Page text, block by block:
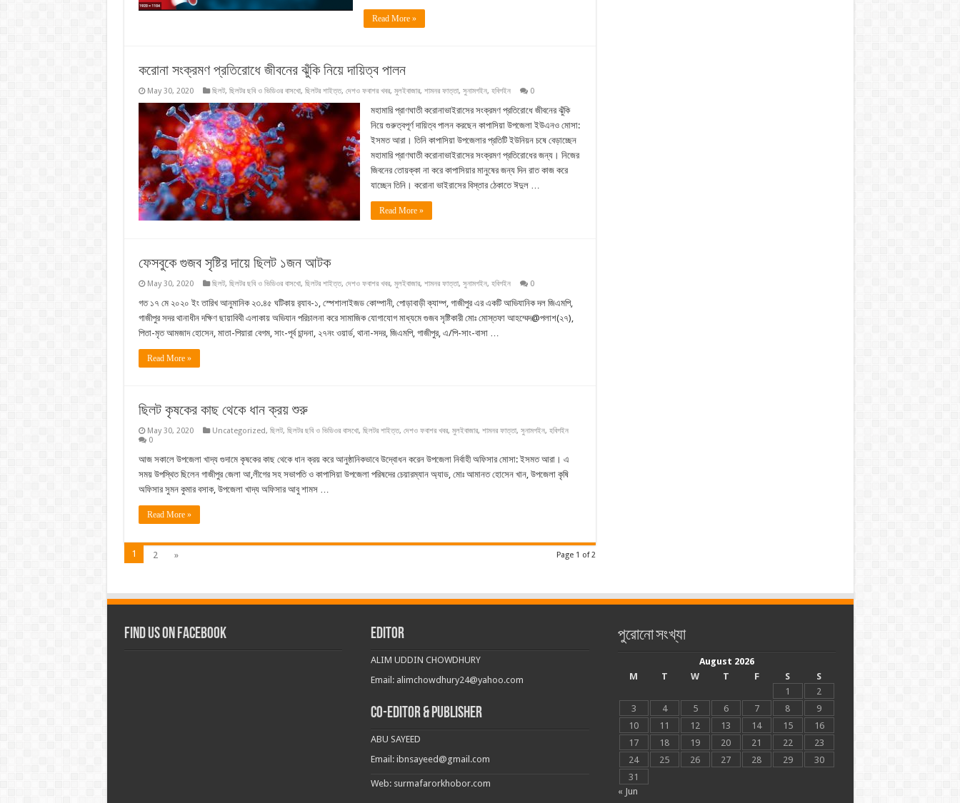
Read More »
করোনা সংক্রমণ প্রতিরোধে জীবনের ঝুঁকি নিয়ে দায়িত্ব পালন
May 30, 2020 ছিলট, ছিলটর ছবি ও ভিডিওর বাসখো, ছিলটর শাইত্ত, দেশও ফবাশর খবর, মুলইবাজার, শামনর ফাত্তা, সুনামগইন, হবিগইন 0
মহামারি প্রাণঘাতী করোনাভাইরাসের সংক্রমণ প্রতিরোধে জীবনের ঝুঁকি
নিয়ে গুরুত্বপূর্ণ দায়িত্ব পালন করছেন কাপাসিয়া উপজেলা ইউএনও মোসা:
ইসমত আরা। তিনি কাপাসিয়া উপজেলার প্রতিটি ইউনিয়ন চষে বেড়াচ্ছেন
মহামারি প্রাণঘাতী করোনাভাইরাসের সংক্রমণ প্রতিরোধের জন্য। নিজের
জিবনের তোয়ক্কা না করে কাপাসিয়ার মানুষের জন্য দিন রাত কাজ করে
যাচ্ছেন তিনি। করোনা ভাইরাসের বিস্তার ঠেকাতে ঈদুল …
Read More »
ফেসবুকে গুজব সৃষ্টির দায়ে ছিলট ১জন আটক
May 30, 2020 ছিলট, ছিলটর ছবি ও ভিডিওর বাসখো, ছিলটর শাইত্ত, দেশও ফবাশর খবর, মুলইবাজার, শামনর ফাত্তা, সুনামগইন, হবিগইন 0
গত ১৭ মে ২০২০ ইং তারিখ আনুমানিক ২৩.৪৫ ঘটিকায় র‌্যাব-১, স্পেশালাইজড কোম্পানী, পোড়াবাড়ী ক্যাম্প, গাজীপুর এর একটি আভিযানিক দল জিএমপি,
গাজীপুর সদর থানাধীন দক্ষিণ ছায়াবিথী এলাকায় অভিযান পরিচালনা করে সামাজিক যোগাযোগ মাধ্যমে গুজব সৃষ্টিকারী মোঃ মোস্তফা আহম্মেদ@পলাশ(২৭),
পিতা-মৃত আমজাদ হোসেন, মাতা-পিয়ারা বেগম, সাং-পূর্ব চান্দনা, ২৭নং ওয়ার্ড, থানা-সদর, জিএমপি, গাজীপুর, এ/পি-সাং-বাসা …
Read More »
ছিলট কৃষকের কাছ থেকে ধান ক্রয় শুরু
May 30, 2020 Uncategorized, ছিলট, ছিলটর ছবি ও ভিডিওর বাসখো, ছিলটর শাইত্ত, দেশও ফবাশর খবর, মুলইবাজার, শামনর ফাত্তা, সুনামগইন, হবিগইন
0
আজ সকালে উপজেলা খাদ্য গুদামে কৃষকের কাছ থেকে ধান ক্রয় করে আনুষ্ঠানিকভাবে উদ্বোধন করেন উপজেলা নির্বাহী অফিসার মোসা: ইসমত আরা। এ
সময় উপস্থিত ছিলেন গাজীপুর জেলা আ,লীগের সহ সভাপতি ও কাপাসিয়া উপজেলা পরিষদের চেয়ারম্যান অ্যাড, মোঃ আমানত হোসেন খান, উপজেলা কৃষি
অফিসার সুমন কুমার বসাক, উপজেলা খাদ্য অফিসার আবু শামস …
Read More »
Page 1 of 2
1 2 »
Find us on Facebook EDITOR
ALIM UDDIN CHOWDHURY
Email: alimchowdhury24@yahoo.com
CO-EDITOR & PUBLISHER
ABU SAYEED
Email: ibnsayeed@gmail.com
Web: surmafarorkhobor.com
পুরোনো সংখ্যা
August 2026
M
T W T F S
S
1
2
3
4 5 6 7 8
9
10
11 12 13 14 15
16
17
18 19 20 21 22
23
24
25 26 27 28 29
30
31
« Jun